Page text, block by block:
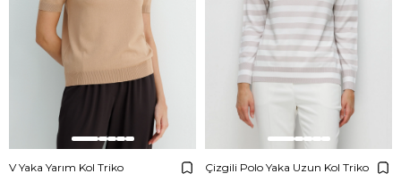
V Yaka Yarım Kol Triko Çizgili Polo Yaka Uzun Kol Triko